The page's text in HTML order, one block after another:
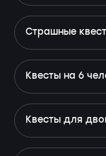
Страшные
Квесты на 6
Квесты для